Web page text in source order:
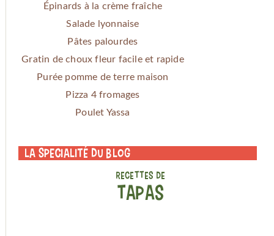
Épinards à la crème fraîche
Salade lyonnaise
Pâtes palourdes
Gratin de choux fleur facile et rapide
Purée pomme de terre maison
Pizza 4 fromages
Poulet Yassa
La specialité du blog
RECETTES DE
TAPAS